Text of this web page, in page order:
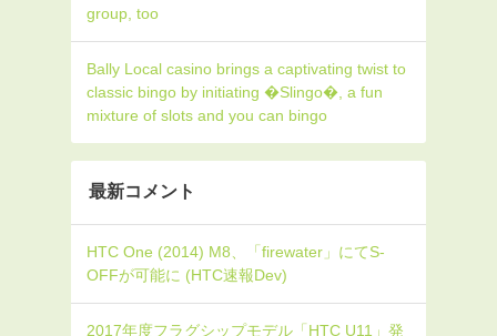
group, too
Bally Local casino brings a captivating twist to
classic bingo by initiating �Slingo�, a fun
mixture of slots and you can bingo
最新コメント